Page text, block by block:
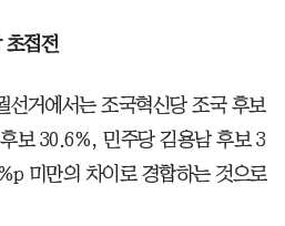
접전
선거에서는 조국혁신당 조국 후보
보 30.6%, 민주당 김용남 후보 3
미만의 차이로 경합하는 것으로